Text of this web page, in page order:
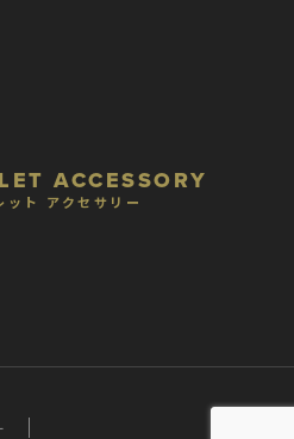
ACCESSORY
ット アクセサリー